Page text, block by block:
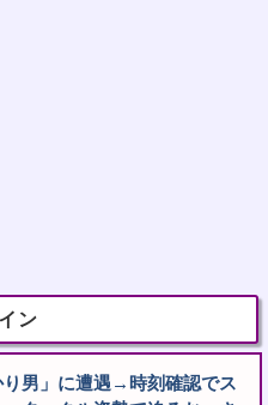
ン
男」に遭遇→時刻確認でス